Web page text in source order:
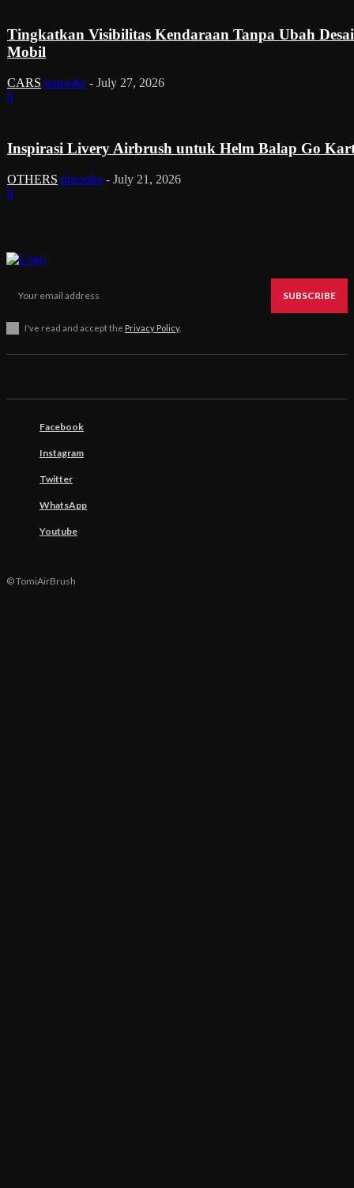
Tingkatkan Visibilitas Kendaraan Tanpa Ubah
Mobil
CARS tinusoke - July 27, 2026
0
Inspirasi Livery Airbrush untuk Helm Balap Go
OTHERS tinusoke - July 21, 2026
0
SUBSCRIBE
I've read and accept the Privacy Policy.
Facebook
Instagram
Twitter
WhatsApp
Youtube
© TomiAirBrush